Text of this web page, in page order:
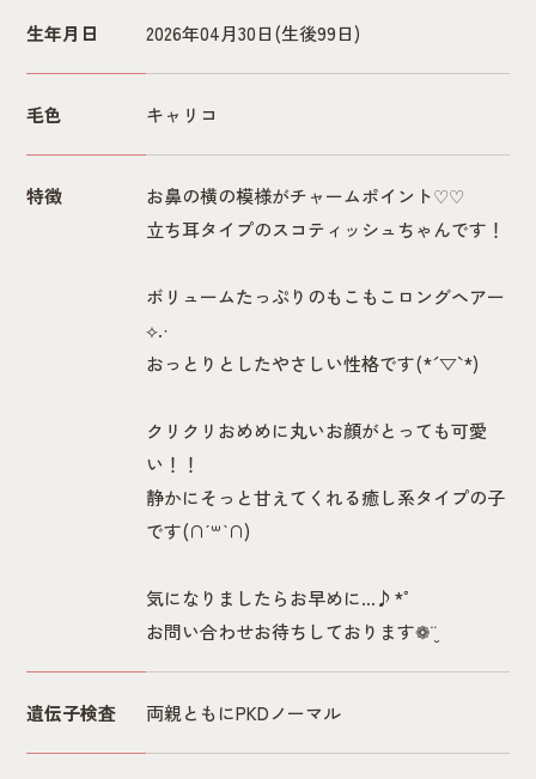
生年月日 2026年04月30日(生後99日)
毛色 キャリコ
特徴
お鼻の横の模様がチャームポイント♡♡
立ち耳タイプのスコティッシュちゃんです！
ボリュームたっぷりのもこもこロングヘアー
⟡.·
おっとりとしたやさしい性格です(*´▽`*)
クリクリおめめに丸いお顔がとっても可愛
い！！
静かにそっと甘えてくれる癒し系タイプの子
です(∩ˊ꒳​ˋ∩)
気になりましたらお早めに...♪*ﾟ
お問い合わせお待ちしております❁¨̮
遺伝子検査 両親ともにPKDノーマル